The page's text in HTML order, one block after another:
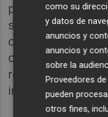
para denunciar
señalamiento" a
orgánicos del
demócratas
rotundidad y sin
intimidación y
como su
y datos de
anuncios y
anuncios y
sobre la
Proveedores
pueden
otros fines,